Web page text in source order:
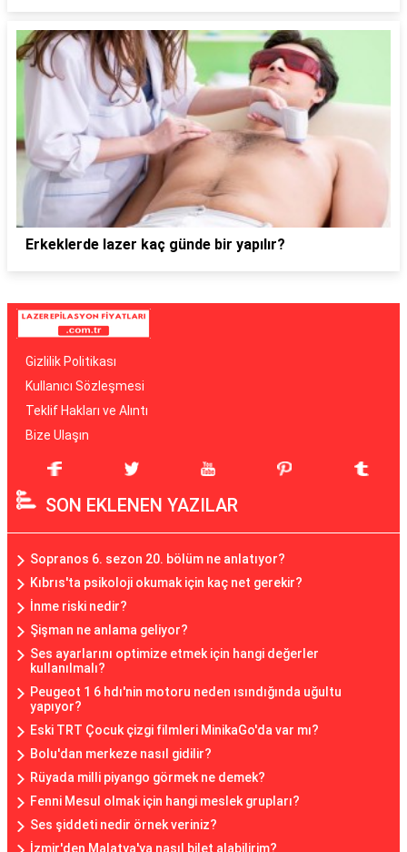
Erkeklerde lazer kaç günde bir yapılır?
Gizlilik Politikası
Kullanıcı Sözleşmesi
Teklif Hakları ve Alıntı
Bize Ulaşın
SON EKLENEN YAZILAR
Sopranos 6. sezon 20. bölüm ne anlatıyor?
Kıbrıs'ta psikoloji okumak için kaç net gerekir?
İnme riski nedir?
Şişman ne anlama geliyor?
Ses ayarlarını optimize etmek için hangi değerler
kullanılmalı?
Peugeot 1 6 hdı'nin motoru neden ısındığında uğultu
yapıyor?
Eski TRT Çocuk çizgi filmleri MinikaGo'da var mı?
Bolu'dan merkeze nasıl gidilir?
Rüyada milli piyango görmek ne demek?
Fenni Mesul olmak için hangi meslek grupları?
Ses şiddeti nedir örnek veriniz?
İzmir'den Malatya'ya nasıl bilet alabilirim?